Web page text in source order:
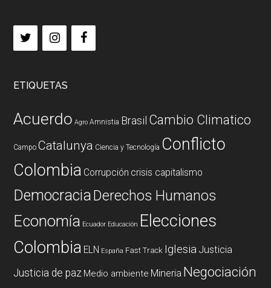
ETIQUETAS
Acuerdo Agro Amnistia Brasil Cambio Climatico
Campo Catalunya Ciencia y Tecnología Conflicto
Colombia Corrupción crisis capitalismo
DemocraciaDerechos Humanos
Economía Ecuador Educación Elecciones
Colombia ELN España Fast Track Iglesia Justicia
Justicia de paz Medio ambiente Mineria Negociación